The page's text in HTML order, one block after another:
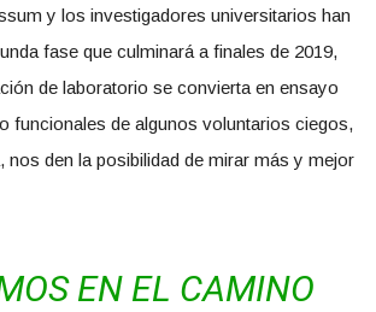
y los investigadores universitarios han
fase que culminará a finales de 2019,
de laboratorio se convierta en ensayo
funcionales de algunos voluntarios ciegos,
nos den la posibilidad de mirar más y mejor
EN EL CAMINO